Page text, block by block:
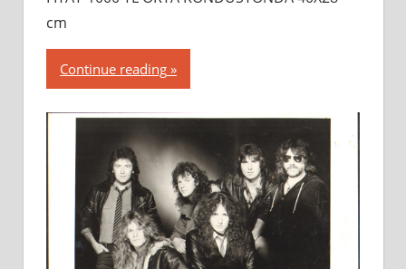
cm
Continue reading